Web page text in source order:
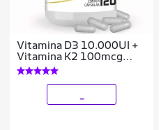
Vitamina D3 10.000UI +
Vitamina K2 100mcg
com 120 cápsulas